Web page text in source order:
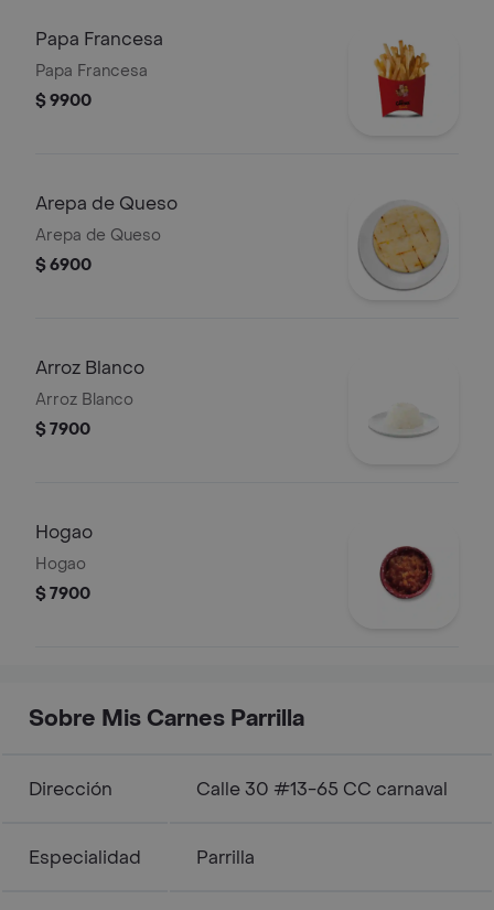
Papa Francesa
Papa Francesa
$ 9900
Arepa de Queso
Arepa de Queso
$ 6900
Arroz Blanco
Arroz Blanco
$ 7900
Hogao
Hogao
$ 7900
Sobre Mis Carnes Parrilla
Dirección Calle 30 #13-65 CC carnaval
Especialidad Parrilla